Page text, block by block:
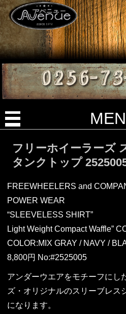
フリーホイーラーズ
タンクトップ
FREEWHEELERS and
POWER WEAR
“SLEEVELESS SHIRT”
Light Weight Compact Waffle”
COLOR:MIX GRAY / NAVY /
8,800円 No:#2525005
アンダーウエアをモチーフにし
ズ・オリジナルのスリーブレス
になります。